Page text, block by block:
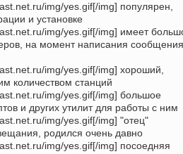
img/yes.gif[/img] популярен,
и установке
img/yes.gif[/img] имеет
на момент написания
img/yes.gif[/img] хороший,
количеством станций
img/yes.gif[/img] большое
и других утилит для работы с ним
img/yes.gif[/img] "отец"
родился очень давно
img/yes.gif[/img] посоедняя